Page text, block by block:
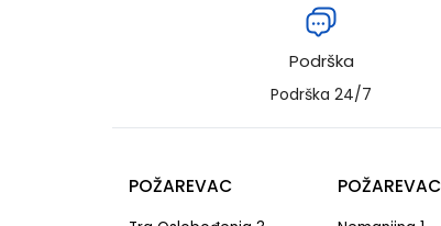
Podrška
Podrška 24/7
POŽAREVAC POŽAREVAC